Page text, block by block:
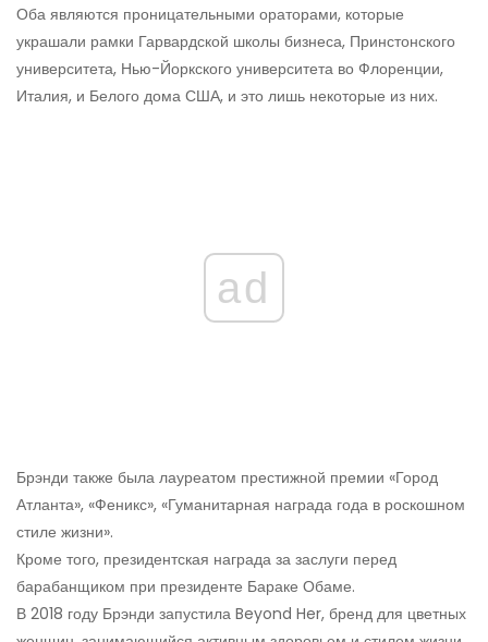
Оба являются проницательными ораторами, которые
украшали рамки Гарвардской школы бизнеса, Принстонского
университета, Нью-Йоркского университета во Флоренции,
Италия, и Белого дома США, и это лишь некоторые из них.
ad
Брэнди также была лауреатом престижной премии «Город
Атланта», «Феникс», «Гуманитарная награда года в роскошном
стиле жизни».
Кроме того, президентская награда за заслуги перед
барабанщиком при президенте Бараке Обаме.
В 2018 году Брэнди запустила Beyond Her, бренд для цветных